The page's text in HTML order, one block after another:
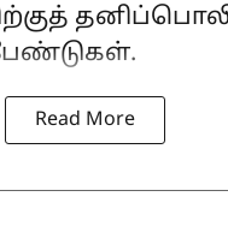
Read More